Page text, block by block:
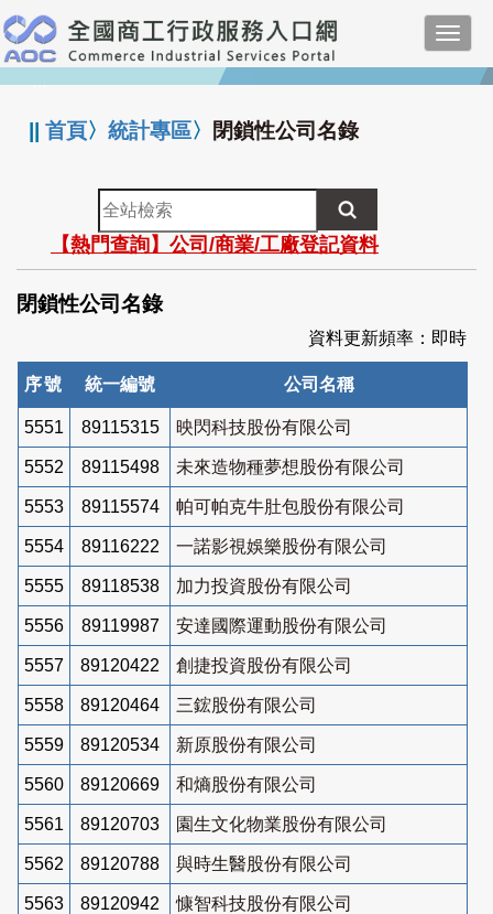
跳
到
主
要
:::
||首頁〉統計專區〉 閉鎖性公司名錄
全
站
檢
索
【熱門查詢】公司/商業/工廠登記資料
閉鎖性公司名錄
資料更新頻率：即時
序號 統一編號 公司名稱
5551 89115315 映閃科技股份有限公司
5552 89115498 未來造物種夢想股份有限公司
5553 89115574 帕可帕克牛肚包股份有限公司
5554 89116222 一諾影視娛樂股份有限公司
5555 89118538 加力投資股份有限公司
5556 89119987 安達國際運動股份有限公司
5557 89120422 創捷投資股份有限公司
5558 89120464 三鋐股份有限公司
5559 89120534 新原股份有限公司
5560 89120669 和熵股份有限公司
5561 89120703 園生文化物業股份有限公司
5562 89120788 與時生醫股份有限公司
5563 89120942 慷智科技股份有限公司